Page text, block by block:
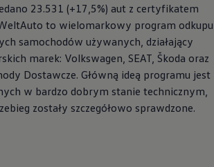
23.531 (+17,5%) aut z certyfikatem
to wielomarkowy program odkupu
samochodów używanych, działający
marek: Volkswagen , SEAT, Škoda oraz
Dostawcze. Główną ideą programu jest
w bardzo dobrym stanie technicznym,
zostały szczegółowo sprawdzone.